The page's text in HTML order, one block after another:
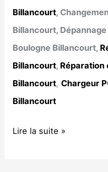
Billancourt,
Billancourt,
Boulogne Billancourt,
Billancourt, Réparation
Billancourt,Chargeur
Billancourt
Dépannage
Lire la suite »